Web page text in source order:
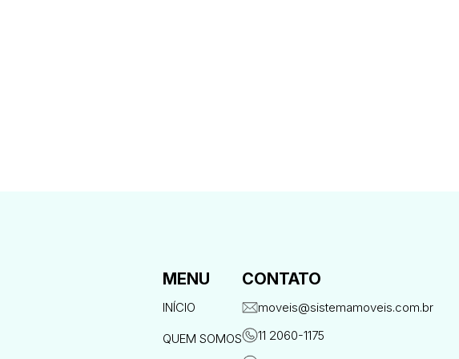
MENU
INÍCIO
QUEM SOMOS
CONTATO
moveis@sistemamoveis.com.br
11 2060-1175